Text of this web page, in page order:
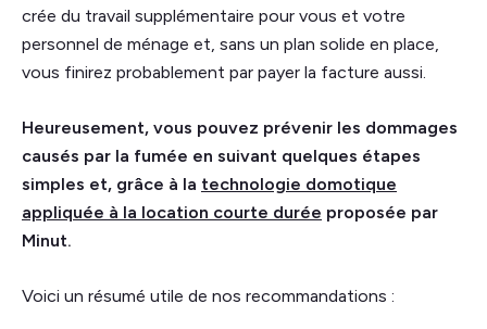
crée du travail supplémentaire pour vous et votre
personnel de ménage et, sans un plan solide en place,
vous finirez probablement par payer la facture aussi.
Heureusement, vous pouvez prévenir les dommages
causés par la fumée en suivant quelques étapes
simples et, grâce à la technologie domotique
appliquée à la location courte durée proposée par
Minut.
Voici un résumé utile de nos recommandations :